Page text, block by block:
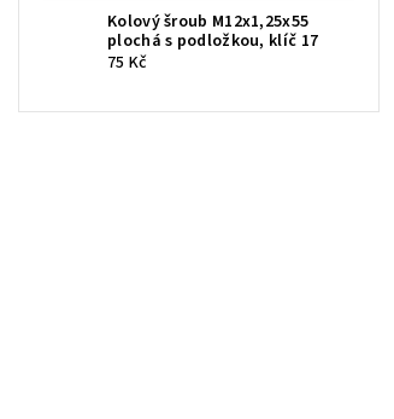
Kolový šroub M12x1,25x55
plochá s podložkou, klíč 17
75 Kč